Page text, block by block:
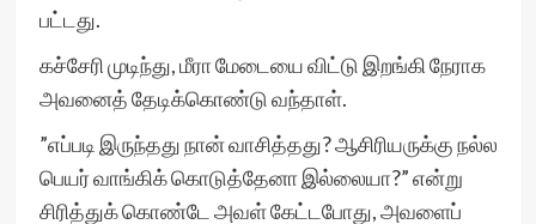
பட்டது.
கச்சேரி முடிந்து, மீரா மேடையை விட்டு இறங்கி நேராக
அவனைத் தேடிக்கொண்டு வந்தாள்.
”எப்படி இருந்தது நான் வாசித்தது? ஆசிரியருக்கு நல்ல
பெயர் வாங்கிக் கொடுத்தேனா இல்லையா?” என்று
சிரித்துக் கொண்டே அவள் கேட்டபோது, அவளைப்